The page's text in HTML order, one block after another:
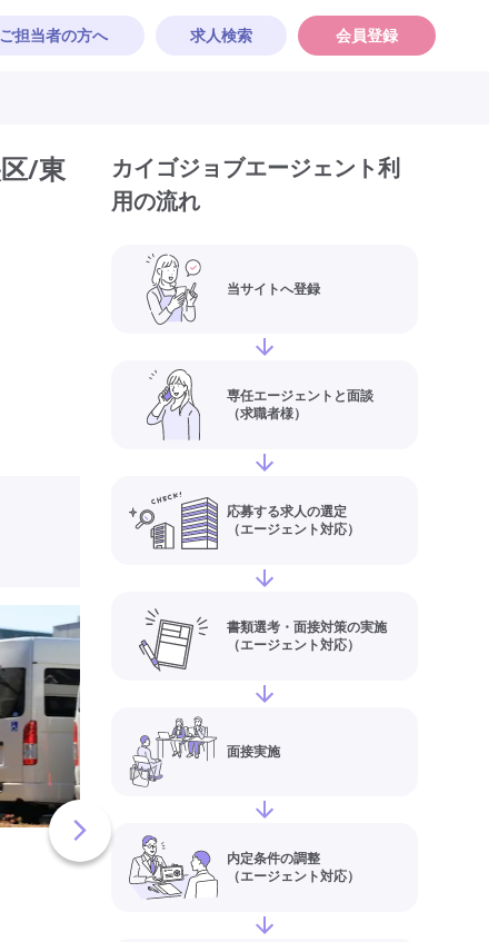
担当者の方へ 求人検索 会員登録
/東
ケアリッツ日本橋(
央区)の介護職員・
訪問介護・定期巡回
カイゴジョブエージェント利
用の流れ
当サイトへ登録
専任エージェントと面談
（求職者様）
応募する求人の選定
（エージェント対応）
書類選考・面接対策の実施
（エージェント対応）
面接実施
内定条件の調整
（エージェント対応）